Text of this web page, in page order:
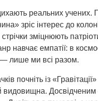
реальних учених.
зріс інтерес до
стрічки зміцнюють
навчає емпатії: в
лише ми всі разом.
почніть із
видовищна.